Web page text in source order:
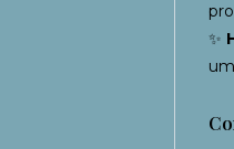
✨